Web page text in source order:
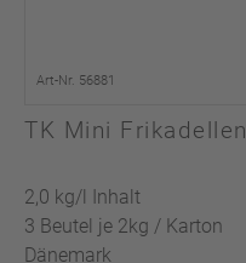
Art-Nr. 56881
TK Mini Frikadellen
2,0 kg/l Inhalt
3 Beutel je 2kg / Karton
Dänemark